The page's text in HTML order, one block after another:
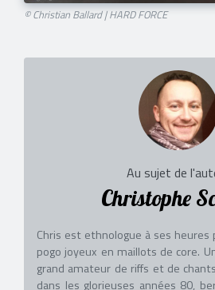
© Christian Ballard | HARD FORCE
Au sujet de
Christophe
Chris est ethnologue à ses
pogo joyeux en maillots de core.
grand amateur de riffs et de
dans les glorieuses années 80,